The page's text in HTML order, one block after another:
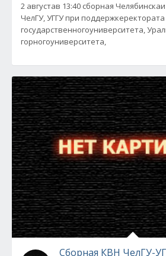
2 августав 13:40 cборная
ЧелГУ, УГГУ при
государственногоуниверситета,
горногоуниверситета,
Сборная КВН ЧелГУ-